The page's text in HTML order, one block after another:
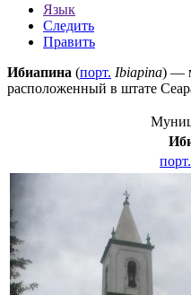
Язык
Следить
Править
Ибиапина (порт. Ibiapina) —
расположенный в штате
порт.